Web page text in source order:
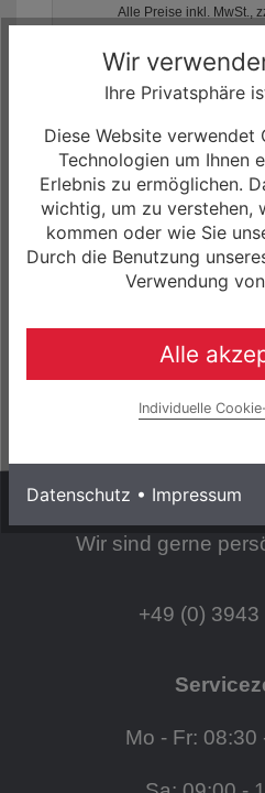
Alle Preise inkl. MwSt.,
HABEN SIE
Wir sind gerne
+49 (0)
Mo - Fr: 08:30
Wir
Ihre Privatsphäre
Diese Website verwendet
Technologien um Ihnen
Erlebnis zu ermöglichen.
wichtig, um zu verstehen,
kommen oder wie Sie
Durch die Benutzung
Verwendung
Alle
Individuelle
Datenschutz • Impressum